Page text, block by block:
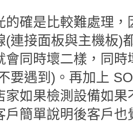
的確是比較難處理
(連接面板與主機板)
會同時壞二樣，同
要遇到)。再加上
家如果檢測設備如
戶簡單說明後客戶